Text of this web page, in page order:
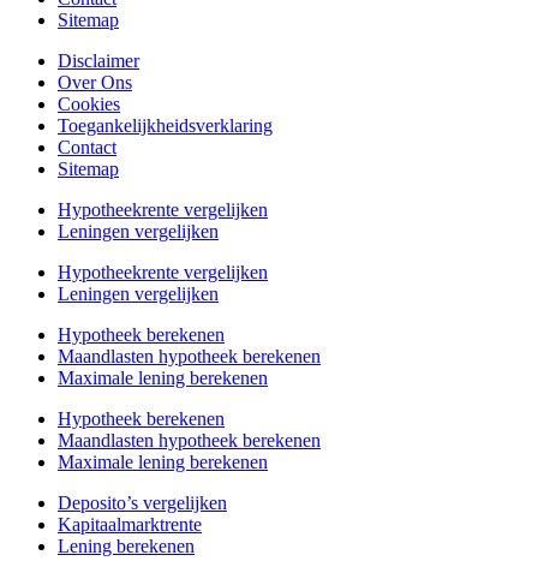
Sitemap
Disclaimer
Over Ons
Cookies
Toegankelijkheidsverklaring
Contact
Sitemap
Hypotheekrente vergelijken
Leningen vergelijken
Hypotheekrente vergelijken
Leningen vergelijken
Hypotheek berekenen
Maandlasten hypotheek berekenen
Maximale lening berekenen
Hypotheek berekenen
Maandlasten hypotheek berekenen
Maximale lening berekenen
Deposito’s vergelijken
Kapitaalmarktrente
Lening berekenen